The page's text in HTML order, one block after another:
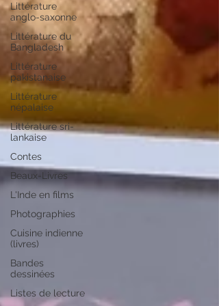
Littérature
anglo-saxonne
Littérature du
Bangladesh
Littérature
pakistanaise
Littérature
népalaise
Littérature sri-
lankaise
Contes
Beaux-Livres
L'Inde en films
Photographies
Cuisine indienne
(livres)
Bandes
dessinées
Listes de lecture